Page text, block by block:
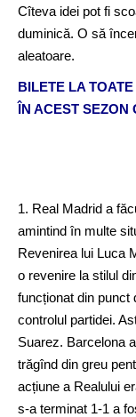
Cîteva idei pot fi
duminică. O să
aleatoare.
BILETE LA
ÎN ACEST SEZON
1. Real Madrid a
amintind în multe
Revenirea lui Luca
o revenire la stilul
funcționat din punct
controlul partidei.
Suarez. Barcelona
trăgînd din greu
acțiune a Realului
s-a terminat 1-1 a